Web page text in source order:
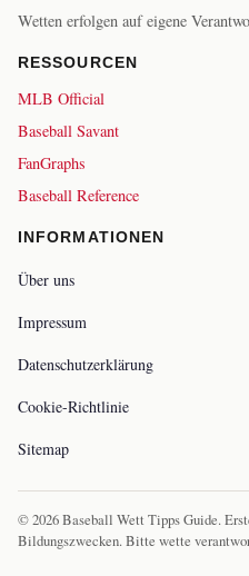
Wetten erfolgen auf eigene
RESSOURCEN
MLB Official
Baseball Savant
FanGraphs
Baseball Reference
INFORMATIONEN
Über uns
Impressum
Datenschutzerklärung
Cookie-Richtlinie
Sitemap
©2026Baseball Wett Tipps Guide.
Bildungszwecken. Bitte wette